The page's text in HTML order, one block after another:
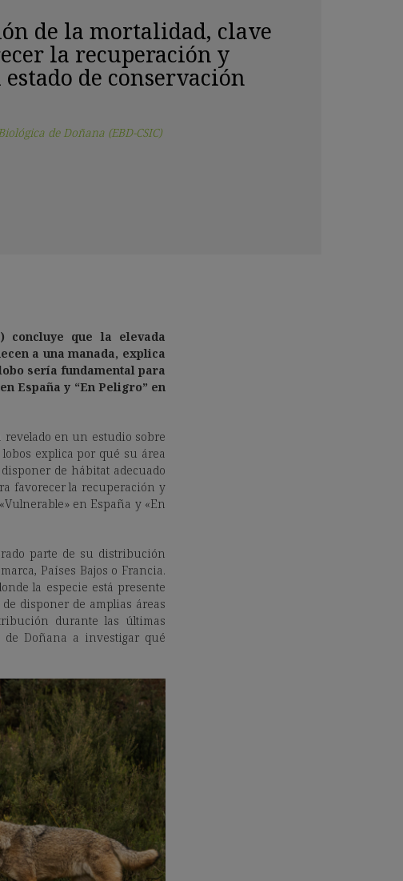
de la mortalidad, clave
la recuperación y
de conservación
de Doñana (EBD-CSIC)
concluye que la elevada
a una manada, explica
sería fundamental para
España y “En Peligro” en
revelado en un estudio sobre
explica por qué su área
de hábitat adecuado
favorecer la recuperación y
en España y «En
parte de su distribución
Países Bajos o Francia.
la especie está presente
disponer de amplias áreas
durante las últimas
de Doñana a investigar qué